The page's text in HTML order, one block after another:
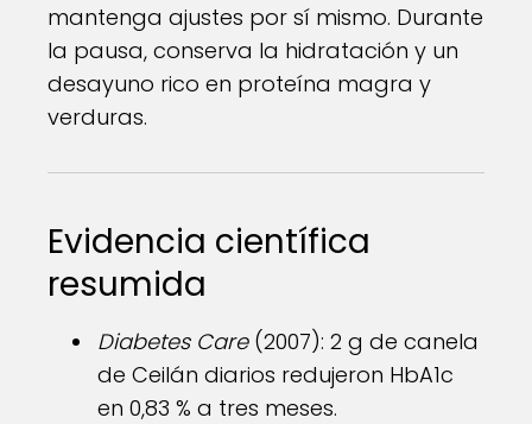
mantenga ajustes por sí mismo. Durante
la pausa, conserva la hidratación y un
desayuno rico en proteína magra y
verduras.
Evidencia científica
resumida
Diabetes Care(2007): 2 g de canela
de Ceilán diarios redujeron HbA1c
en 0,83 % a tres meses.